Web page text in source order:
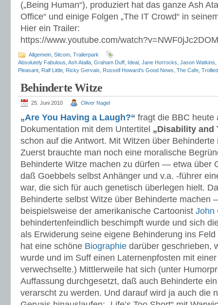
(„Being Human“), produziert hat das ganze Ash
Office“ und einige Folgen „The IT Crowd“ in
Hier ein Trailer:
https://www.youtube.com/
Allgemein Sitcom Trailerpark
Absolutely Fabulous Ash Atalla Graham Duff Ideal Jane Horrocks Jason Watkins
Pleasant Ralf Little Ricky Gervais Russell Howard's Good News The Cafe Trollied
Behinderte Witze
25. Juni 2010 Oliver Nagel
„Are You Having a Laugh?“ fragt die BBC heute
Dokumentation mit dem Untertitel „Disability and
schon auf die Antwort. Mit Witzen über
Zuerst brauchte man noch eine moralische
Behinderte Witze machen zu dürfen — etwa über
daß Goebbels selbst Anhänger und v.a. -führer
war, die sich für auch genetisch überlegen hielt.
Behinderte selbst Witze über Behinderte machen
beispielsweise der amerikanische Cartoonist John
behindertenfeindlich beschimpft wurde und sich
als Erwiderung seine eigene Behinderung ins
hat eine schöne Biographie darüber geschrieben,
wurde und im Suff einen Laternenpfosten mit
verwechselte.) Mittlerweile hat sich (unter
Auffassung durchgesetzt, daß auch Behinderte
verarscht zu werden. Und darauf wird ja auch die